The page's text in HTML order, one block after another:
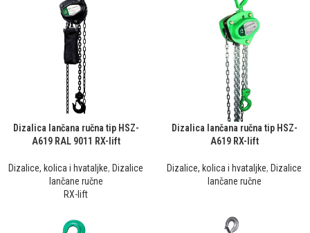
Dizalica lančana ručna tip HSZ-
A619 RAL 9011 RX-lift
Dizalice, kolica i hvataljke, Dizalice
lančane ručne
RX-lift
Dizalica lančana ručna tip HSZ-
A619 RX-lift
Dizalice, kolica i hvataljke, Dizalice
lančane ručne